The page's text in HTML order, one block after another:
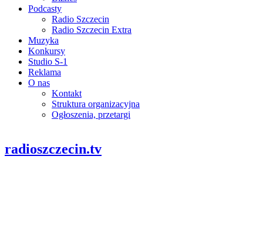
Podcasty
Radio Szczecin
Radio Szczecin Extra
Muzyka
Konkursy
Studio S-1
Reklama
O nas
Kontakt
Struktura organizacyjna
Ogłoszenia, przetargi
radioszczecin.tv